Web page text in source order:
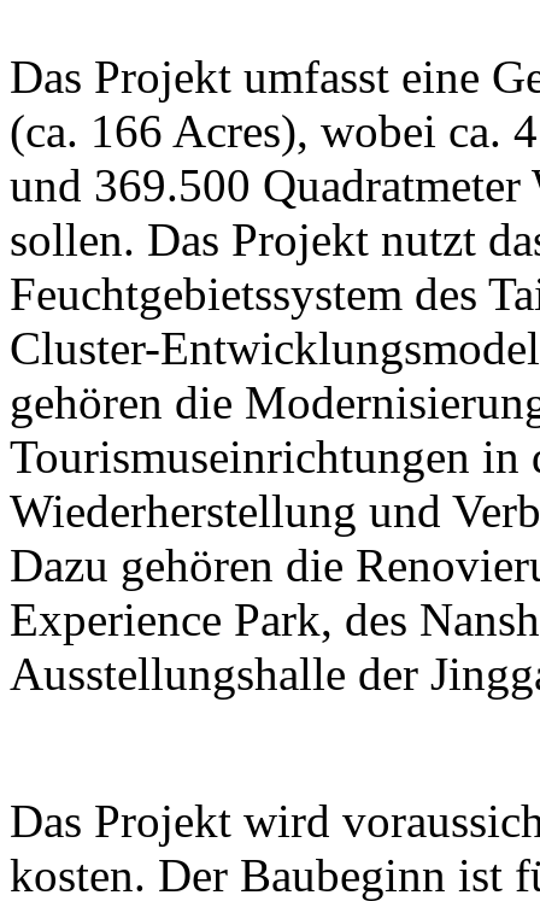
Das Projekt umfasst eine
(ca. 166 Acres), wobei ca.
und 369.500 Quadratmeter
sollen. Das Projekt nutzt
Feuchtgebietssystem des
Cluster-
gehören die
Tourismuseinrichtungen
Wiederherstellung und
Dazu gehören die
Experience Park, des
Ausstellungshalle der
Das Projekt wird
kosten. Der Baubeginn ist